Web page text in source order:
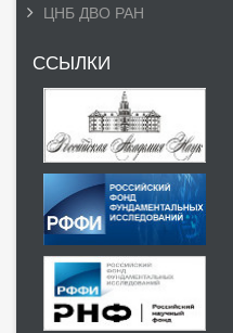
ЦНБ ДВО РАН
ССЫЛКИ